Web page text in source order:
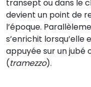
transept ou dans le
devient un point de
l’époque.
s’enrichit lorsqu’elle
appuyée sur un jubé
(tramezzo).